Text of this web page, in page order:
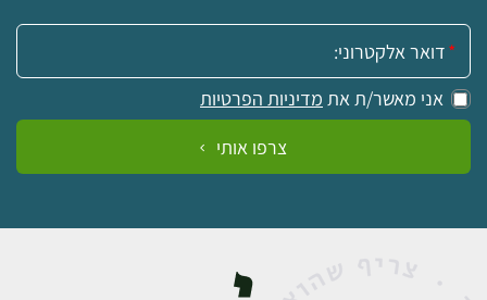
אימייל:
אני מאשר/ת את מדיניות הפרטיות
צרפו אותי